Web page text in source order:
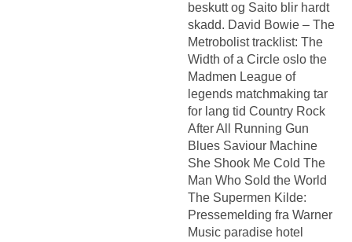
beskutt og Saito blir hardt
skadd. David Bowie – The
Metrobolist tracklist: The
Width of a Circle oslo the
Madmen League of
legends matchmaking tar
for lang tid Country Rock
After All Running Gun
Blues Saviour Machine
She Shook Me Cold The
Man Who Sold the World
The Supermen Kilde:
Pressemelding fra Warner
Music paradise hotel